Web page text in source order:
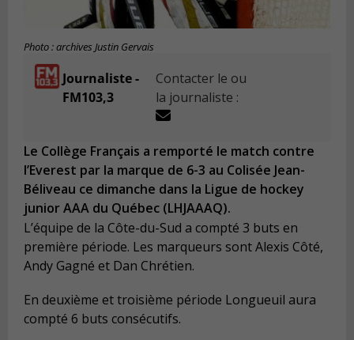
Photo : archives Justin Gervais
Journaliste -
FM103,3
Contacter le ou
la journaliste :
Le Collège Français a remporté le match contre
l’Everest par la marque de 6-3 au Colisée Jean-
Béliveau ce dimanche dans la Ligue de hockey
junior AAA du Québec (LHJAAAQ).
L’équipe de la Côte-du-Sud a compté 3 buts en
première période. Les marqueurs sont Alexis Côté,
Andy Gagné et Dan Chrétien.
En deuxième et troisième période Longueuil aura
compté 6 buts consécutifs.